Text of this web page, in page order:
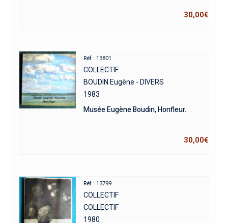
30,00€
Réf : 13801
COLLECTIF
BOUDIN Eugène - DIVERS
1983
Musée Eugène Boudin, Honfleur.
30,00€
Réf : 13799
COLLECTIF
COLLECTIF
1980